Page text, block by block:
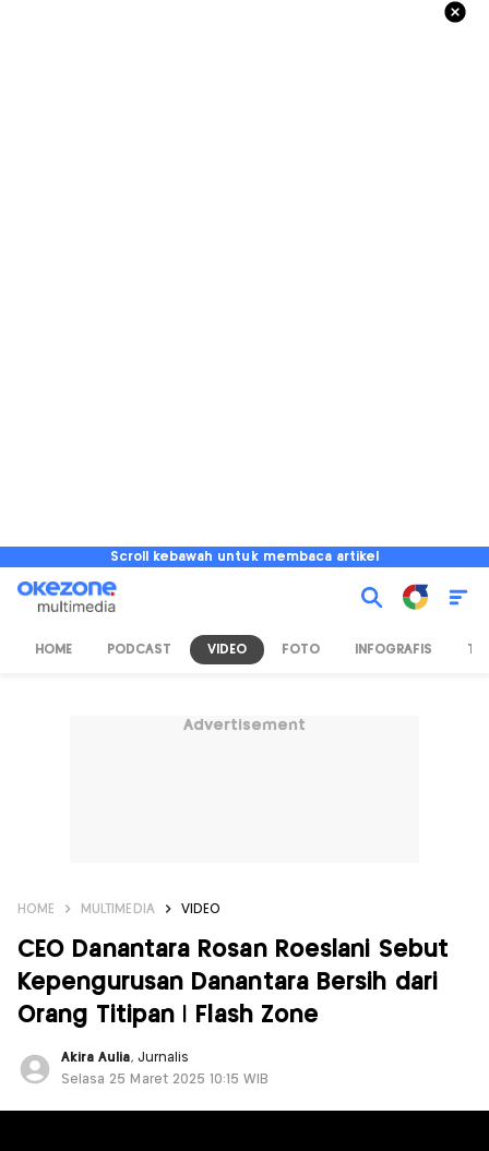
Scroll kebawah untuk membaca artikel
HOME PODCAST VIDEO FOTO INFOGRAFIS TV
Advertisement
HOME MULTIMEDIA VIDEO
CEO Danantara Rosan Roeslani Sebut
Kepengurusan Danantara Bersih dari
Orang Titipan | Flash Zone
Akira Aulia, Jurnalis
Selasa 25 Maret 2025 10:15 WIB